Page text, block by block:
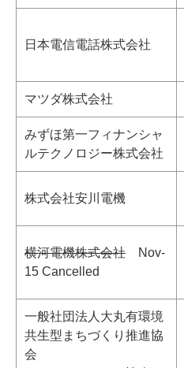
日本電信電話株式会社
マツダ株式会社
みずほ第一フィナンシャ
ルテクノロジー株式会社
株式会社安川電機
横河電機株式会社 Nov-
15 Cancelled
一般社団法人大丸有環境
共生型まちづくり推進協
会